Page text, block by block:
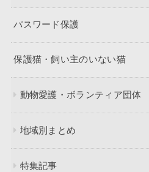
パスワード保護
保護猫・飼い主のいない猫
動物愛護・ボランティア団体
地域別まとめ
特集記事